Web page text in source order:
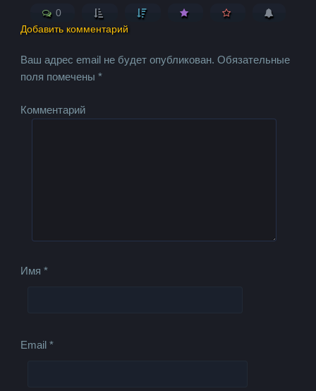
0
Добавить комментарий
Ваш адрес email не будет опубликован. Обязательные
поля помечены*
Комментарий
Имя*
Email*